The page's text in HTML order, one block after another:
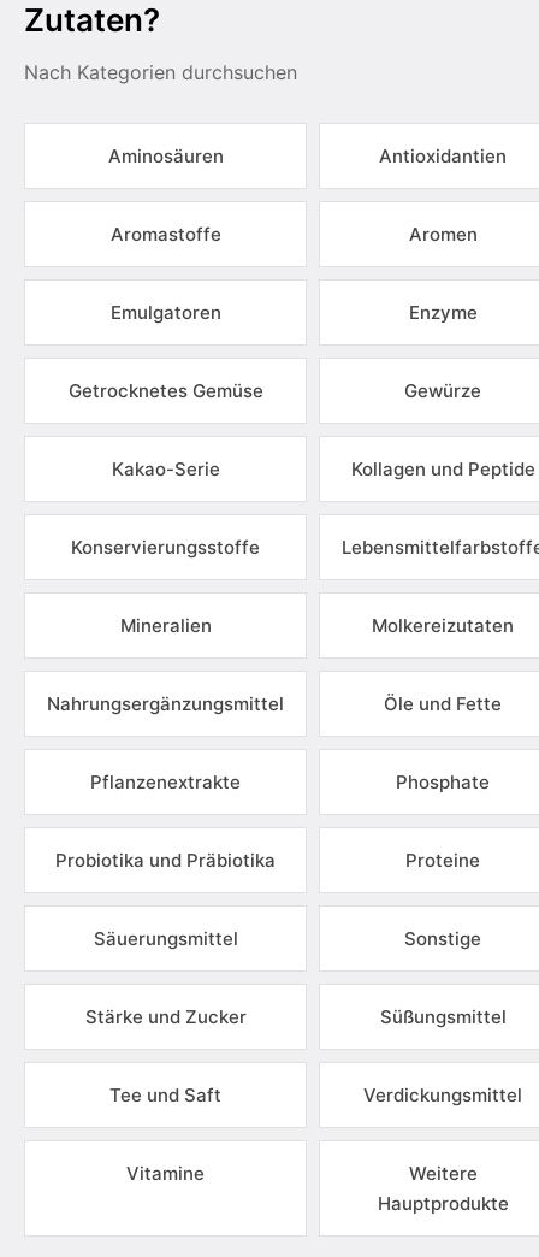
Zutaten?
Nach Kategorien durchsuchen
Aminosäuren Antioxidantien
Aromastoffe Aromen
Emulgatoren Enzyme
Getrocknetes Gemüse Gewürze
Kakao-Serie Kollagen und Peptide
Konservierungsstoffe
Mineralien Molkereizutaten
Nahrungsergänzungsmittel Öle und Fette
Pflanzenextrakte Phosphate
Probiotika und Präbiotika Proteine
Säuerungsmittel Sonstige
Stärke und Zucker Süßungsmittel
Tee und Saft Verdickungsmittel
Vitamine
Weitere
Hauptprodukte